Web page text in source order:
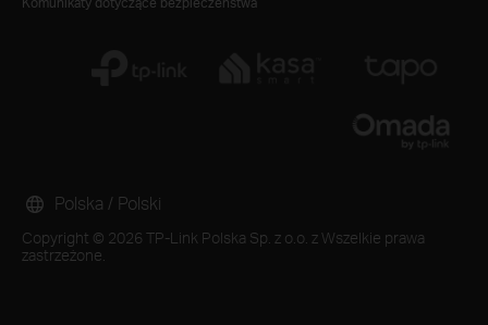
Copyright © 2026 TP-Link Polska Sp. z o.o. z Wszelkie prawa
zastrzeżone.
Polska / Polski